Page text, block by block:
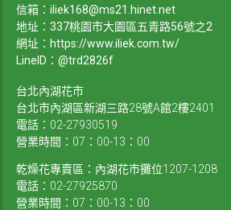
信箱： iliek168@ms21.hinet.net
地址：337桃園市大園區五青路56號之2
網址： https://www.iliek.com.tw/
LineID：@trd2826f
台北內湖花市
台北市內湖區新湖三路28號A館2樓2401
電話：02-27930519
營業時間：07：00-13：00
乾燥花專賣區：內湖花市攤位1207-1208
電話：02-27925870
營業時間：07：00-13：00